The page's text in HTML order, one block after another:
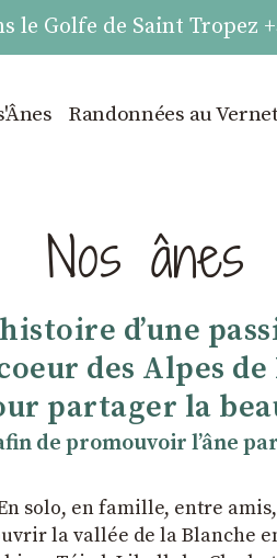
Golfe de Saint Tropez
Randonnées au
Nos ânes
dʼune
des Alpes
partager la
de promouvoir lʼâne
solo, en famille, entre
la vallée de la Blanche